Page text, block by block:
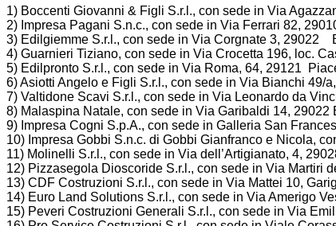
1) Boccenti Giovanni & Figli S.r.l., con sede in Via
2) Impresa Pagani S.n.c., con sede in Via Ferrari 82,
3) Edilgiemme S.r.l., con sede in Via Corgnate 3, 29022
4) Guarnieri Tiziano, con sede in Via Crocetta 196, loc.
5) Edilpronto S.r.l., con sede in Via Roma, 64, 29121
6) Asiotti Angelo e Figli S.r.l., con sede in Via Bianchi 49/
7) Valtidone Scavi S.r.l., con sede in Via Leonardo da
8) Malaspina Natale, con sede in Via Garibaldi 14, 29022
9) Impresa Cogni S.p.A., con sede in Galleria San
10) Impresa Gobbi S.n.c. di Gobbi Gianfranco e Nicola,
11) Molinelli S.r.l., con sede in Via dell’Artigianato, 4,
12) Pizzasegola Dioscoride S.r.l., con sede in Via Martiri
13) CDF Costruzioni S.r.l., con sede in Via Mattei 10,
14) Euro Land Solutions S.r.l., con sede in Via Amerigo
15) Peveri Costruzioni Generali S.r.l., con sede in Via